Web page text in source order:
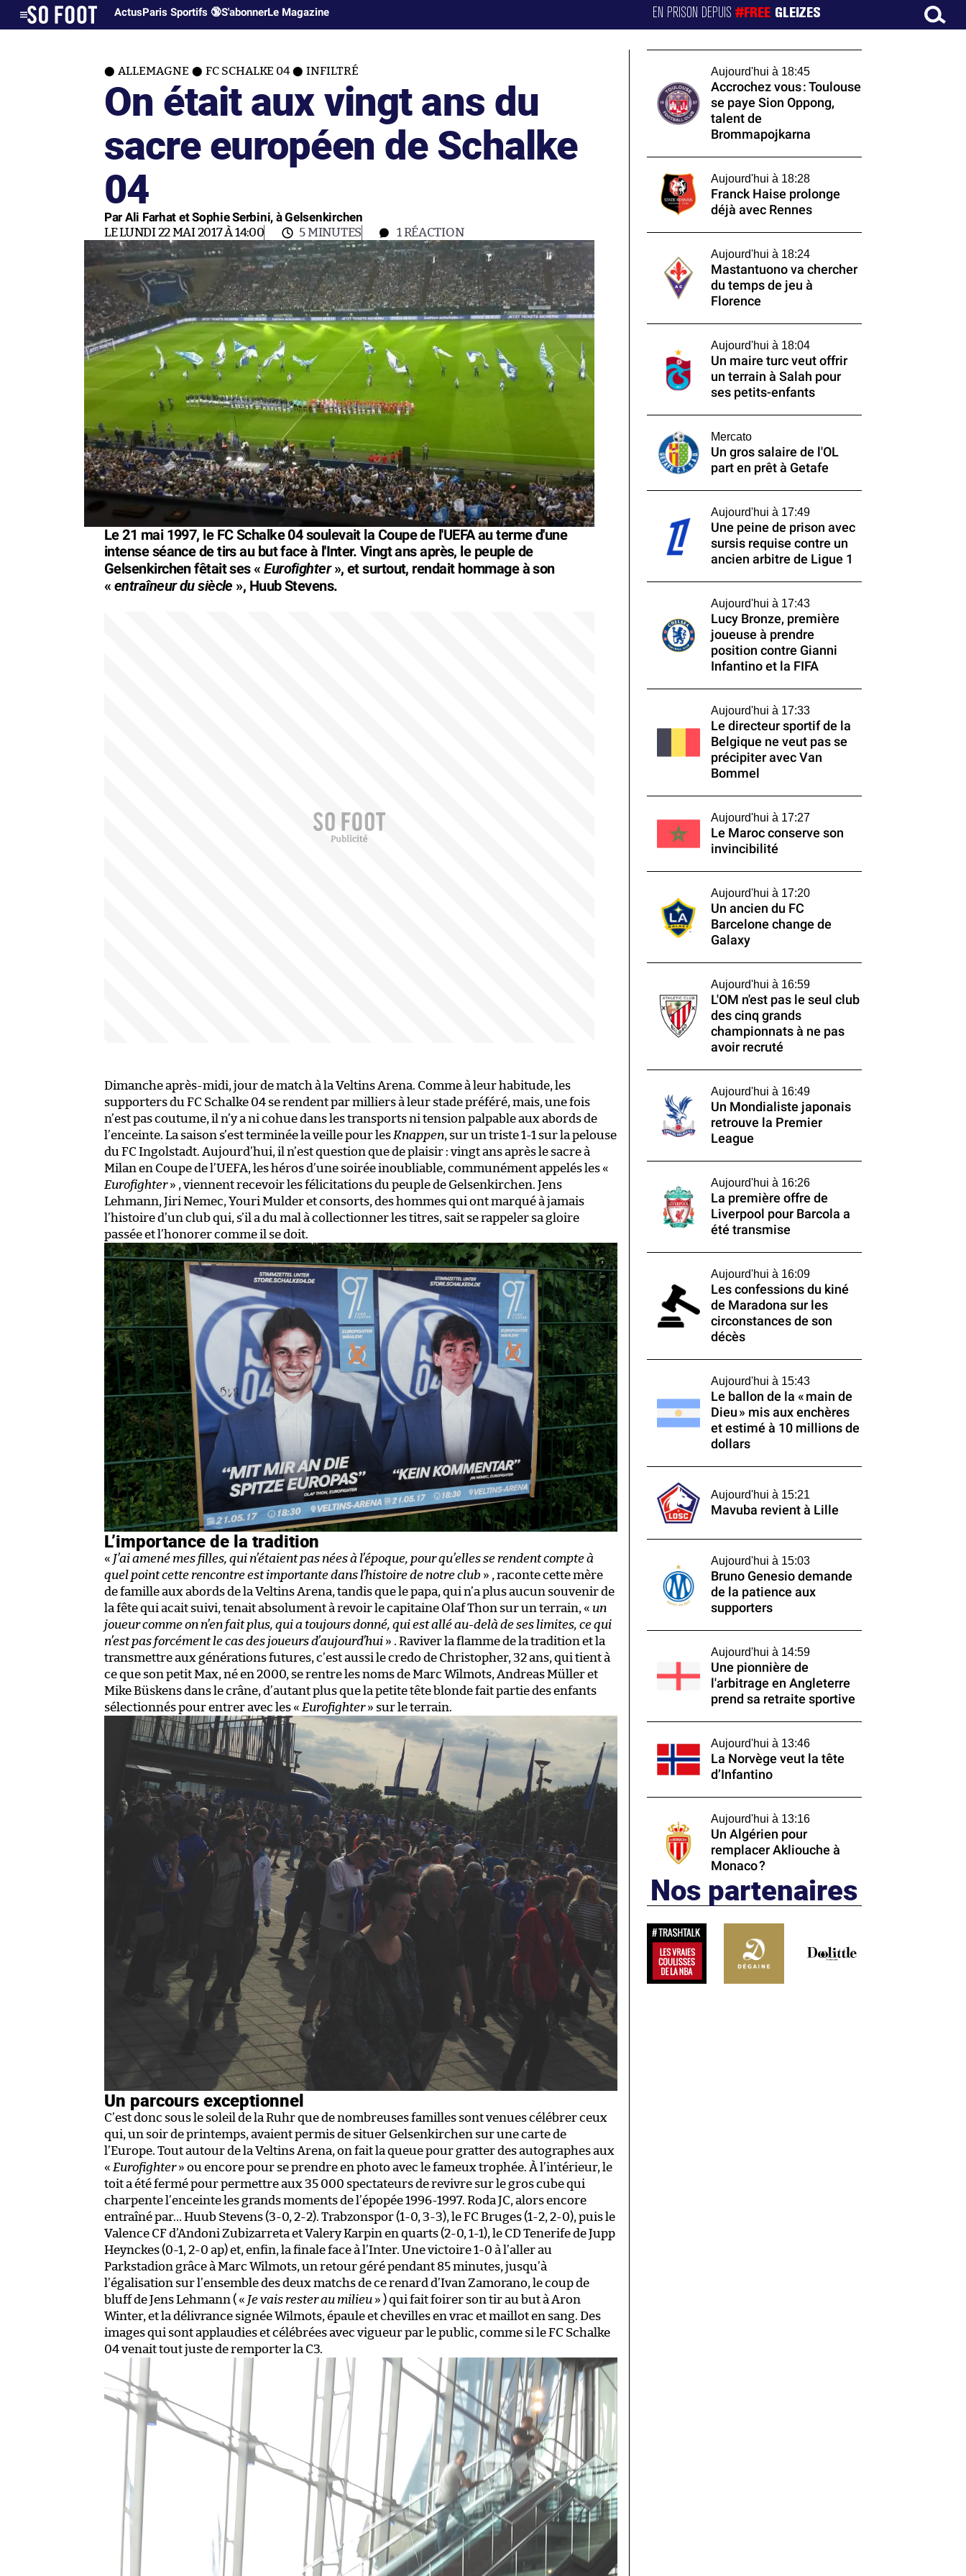
ActusParis Sportifs 🔞S'abonnerLe Magazine EN PRISON DEPUIS#FREE GLEIZES
ALLEMAGNE FC SCHALKE 04 INFILTRÉ
On était aux vingt ans du
sacre européen de Schalke
04
Par Ali Farhat et Sophie Serbini, à Gelsenkirchen
LE LUNDI 22 MAI 2017 À 14:00 5 MINUTES 1 RÉACTION
Le 21 mai 1997, le FC Schalke 04 soulevait la Coupe de l'UEFA au terme d'une
intense séance de tirs au but face à l'Inter. Vingt ans après, le peuple de
Gelsenkirchen fêtait ses «Eurofighter», et surtout, rendait hommage à son
« entraîneur du siècle », Huub Stevens.
Dimanche après-midi, jour de match à la Veltins Arena. Comme à leur habitude, les
supporters du FC Schalke 04 se rendent par milliers à leur stade préféré, mais, une fois
n’est pas coutume, il n’y a ni cohue dans les transports ni tension palpable aux abords de
l’enceinte. La saison s’est terminée la veille pour les Knappen, sur un triste 1-1 sur la pelouse
du FC Ingolstadt. Aujourd’hui, il n’est question que de plaisir : vingt ans après le sacre à
Milan en Coupe de l’UEFA, les héros d’une soirée inoubliable, communément appelés les «
Eurofighter» , viennent recevoir les félicitations du peuple de Gelsenkirchen. Jens
Lehmann, Jiri Nemec, Youri Mulder et consorts, des hommes qui ont marqué à jamais
l’histoire d’un club qui, s’il a du mal à collectionner les titres, sait se rappeler sa gloire
passée et l’honorer comme il se doit.
L’importance de la tradition
« J’ai amené mes filles, qui n’étaient pas nées à l’époque, pour qu’elles se rendent compte à
quel point cette rencontre est importante dans l’histoire de notre club » , raconte cette mère
de famille aux abords de la Veltins Arena, tandis que le papa, qui n’a plus aucun souvenir de
la fête qui acait suivi, tenait absolument à revoir le capitaine Olaf Thon sur un terrain, « un
joueur comme on n’en fait plus, qui a toujours donné, qui est allé au-delà de ses limites, ce qui
n’est pas forcément le cas des joueurs d’aujourd’hui » . Raviver la flamme de la tradition et la
transmettre aux générations futures, c’est aussi le credo de Christopher, 32 ans, qui tient à
ce que son petit Max, né en 2000, se rentre les noms de Marc Wilmots, Andreas Müller et
Mike Büskens dans le crâne, d’autant plus que la petite tête blonde fait partie des enfants
sélectionnés pour entrer avec les « Eurofighter» sur le terrain.
Un parcours exceptionnel
C’est donc sous le soleil de la Ruhr que de nombreuses familles sont venues célébrer ceux
qui, un soir de printemps, avaient permis de situer Gelsenkirchen sur une carte de
l’Europe. Tout autour de la Veltins Arena, on fait la queue pour gratter des autographes aux
« Eurofighter» ou encore pour se prendre en photo avec le fameux trophée. À l’intérieur, le
toit a été fermé pour permettre aux 35 000 spectateurs de revivre sur le gros cube qui
charpente l’enceinte les grands moments de l’épopée 1996-1997. Roda JC, alors encore
entraîné par… Huub Stevens (3-0, 2-2). Trabzonspor (1-0, 3-3), le FC Bruges (1-2, 2-0), puis le
Valence CF d’Andoni Zubizarreta et Valery Karpin en quarts (2-0, 1-1), le CD Tenerife de Jupp
Heynckes (0-1, 2-0 ap) et, enfin, la finale face à l’Inter. Une victoire 1-0 à l’aller au
Parkstadion grâce à Marc Wilmots, un retour géré pendant 85 minutes, jusqu’à
l’égalisation sur l’ensemble des deux matchs de ce renard d’Ivan Zamorano, le coup de
bluff de Jens Lehmann ( « Je vais rester au milieu » ) qui fait foirer son tir au but à Aron
Winter, et la délivrance signée Wilmots, épaule et chevilles en vrac et maillot en sang. Des
images qui sont applaudies et célébrées avec vigueur par le public, comme si le FC Schalke
04 venait tout juste de remporter la C3.
Aujourd'hui à 18:45
Accrochez vous : Toulouse
se paye Sion Oppong,
talent de
Brommapojkarna
Aujourd'hui à 18:28
Franck Haise prolonge
déjà avec Rennes
Aujourd'hui à 18:24
Mastantuono va chercher
du temps de jeu à
Florence
Aujourd'hui à 18:04
Un maire turc veut offrir
un terrain à Salah pour
ses petits-enfants
Mercato
Un gros salaire de l'OL
part en prêt à Getafe
Aujourd'hui à 17:49
Une peine de prison avec
sursis requise contre un
ancien arbitre de Ligue 1
Aujourd'hui à 17:43
Lucy Bronze, première
joueuse à prendre
position contre Gianni
Infantino et la FIFA
Aujourd'hui à 17:33
Le directeur sportif de la
Belgique ne veut pas se
précipiter avec Van
Bommel
Aujourd'hui à 17:27
Le Maroc conserve son
invincibilité
Aujourd'hui à 17:20
Un ancien du FC
Barcelone change de
Galaxy
Aujourd'hui à 16:59
L'OM n'est pas le seul club
des cinq grands
championnats à ne pas
avoir recruté
Aujourd'hui à 16:49
Un Mondialiste japonais
retrouve la Premier
League
Aujourd'hui à 16:26
La première offre de
Liverpool pour Barcola a
été transmise
Aujourd'hui à 16:09
Les confessions du kiné
de Maradona sur les
circonstances de son
décès
Aujourd'hui à 15:43
Le ballon de la « main de
Dieu » mis aux enchères
et estimé à 10 millions de
dollars
Aujourd'hui à 15:21
Mavuba revient à Lille
Aujourd'hui à 15:03
Bruno Genesio demande
de la patience aux
supporters
Aujourd'hui à 14:59
Une pionnière de
l'arbitrage en Angleterre
prend sa retraite sportive
Aujourd'hui à 13:46
La Norvège veut la tête
d’Infantino
Aujourd'hui à 13:16
Un Algérien pour
remplacer Akliouche à
Monaco ?
Nos partenaires